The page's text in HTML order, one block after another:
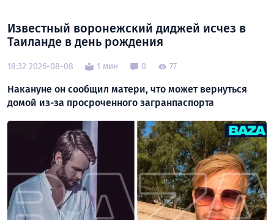
Известный воронежский диджей исчез в
Таиланде в день рождения
18:32 2026-08-08 1 мин 0 77
Накануне он сообщил матери, что может вернуться
домой из-за просроченного загранпаспорта